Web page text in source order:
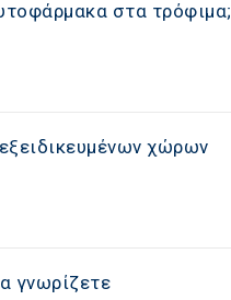
στα τρόφιμα;
χώρων
γνωρίζετε